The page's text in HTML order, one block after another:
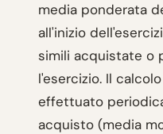
media ponderata
all'inizio
simili acquistate o
l'esercizio. Il
effettuato
acquisto (media